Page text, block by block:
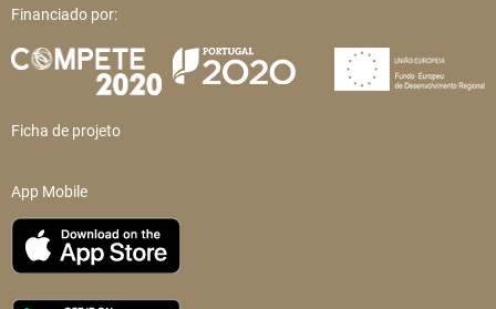
Financiado por:
Ficha de projeto
App Mobile